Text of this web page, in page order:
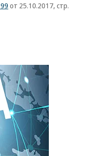
от 25.10.2017, стр.